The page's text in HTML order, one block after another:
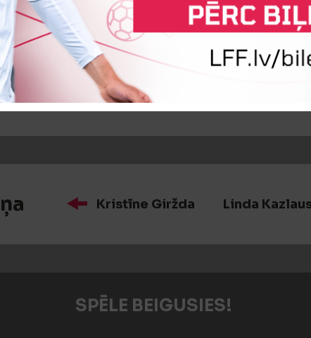
Katrin Loo
Kristīne Giržda Linda
SPĒLE BEIGUSIES!